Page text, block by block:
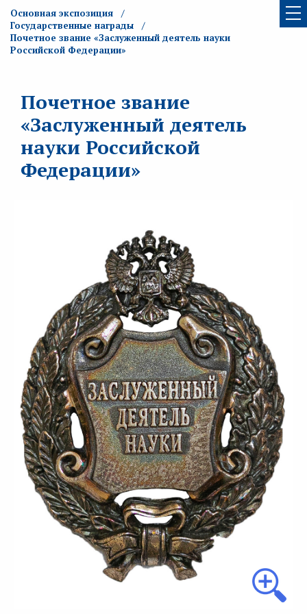
Основная экспозиция
Государственные награды
Почетное звание «Заслуженный деятель науки
Российской Федерации»
Почетное звание
«Заслуженный деятель
науки Российской
Федерации»